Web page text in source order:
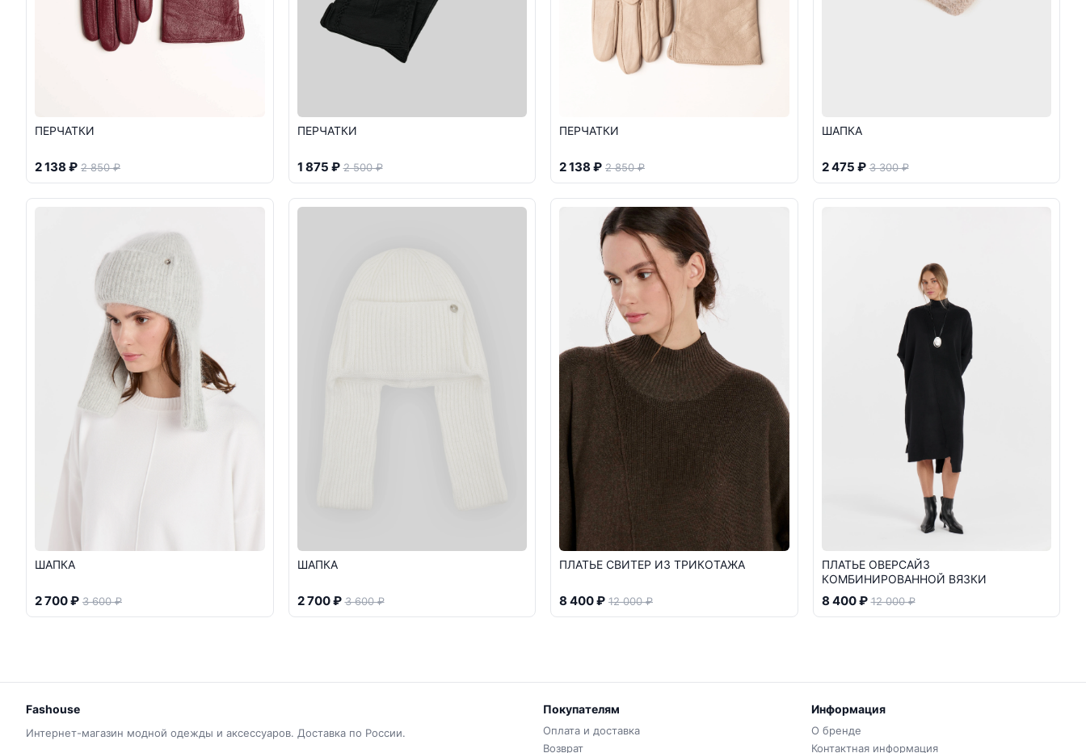
ПЕРЧАТКИ
2 138 ₽ 2 850 ₽
ПЕРЧАТКИ
1 875 ₽ 2 500 ₽
ПЕРЧАТКИ
2 138 ₽ 2 850 ₽
ШАПКА
2 475 ₽ 3 300 ₽
ШАПКА
2 700 ₽ 3 600 ₽
ШАПКА
2 700 ₽ 3 600 ₽
ПЛАТЬЕ СВИТЕР ИЗ ТРИКОТАЖА
8 400 ₽ 12 000 ₽
ПЛАТЬЕ ОВЕРСАЙЗ
КОМБИНИРОВАННОЙ ВЯЗКИ
8 400 ₽ 12 000 ₽
Fashouse
Интернет-магазин модной одежды и аксессуаров. Доставка по России.
Покупателям
Оплата и доставка
Возврат
Информация
О бренде
Контактная информация